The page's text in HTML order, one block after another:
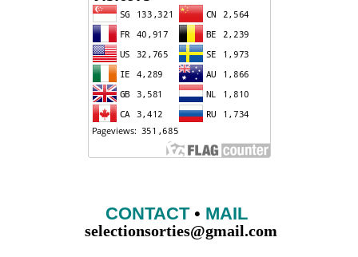
CONTACT• MAIL
selectionsorties@gmail.com